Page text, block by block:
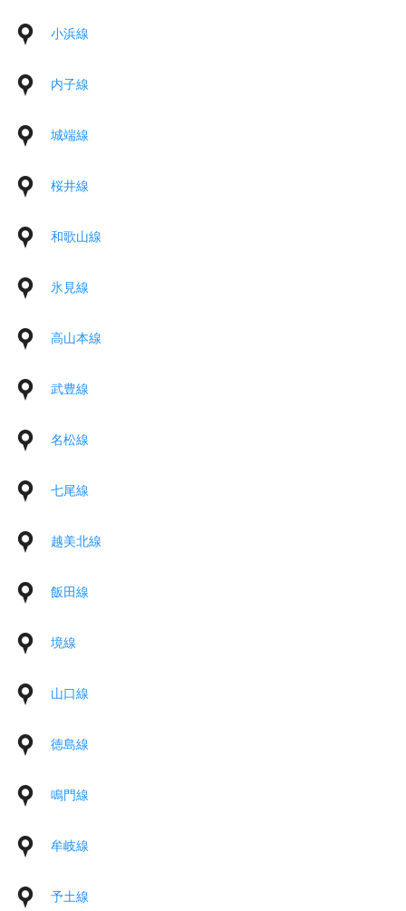
小浜線
内子線
城端線
桜井線
和歌山線
氷見線
高山本線
武豊線
名松線
七尾線
越美北線
飯田線
境線
山口線
徳島線
鳴門線
牟岐線
予土線